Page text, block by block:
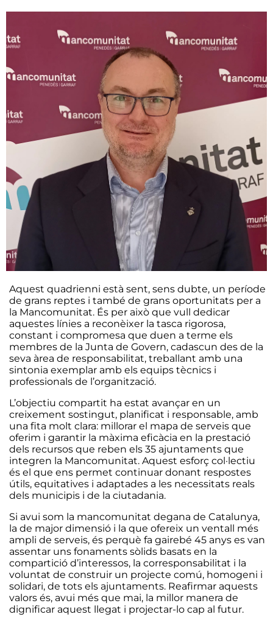
Aquest quadrienni està sent, sens dubte, un període
de grans reptes i també de grans oportunitats per a
la Mancomunitat. És per això que vull dedicar
aquestes línies a reconèixer la tasca rigorosa,
constant i compromesa que duen a terme els
membres de la Junta de Govern, cadascun des de la
seva àrea de responsabilitat, treballant amb una
sintonia exemplar amb els equips tècnics i
professionals de l’organització.
L’objectiu compartit ha estat avançar en un
creixement sostingut, planificat i responsable, amb
una fita molt clara: millorar el mapa de serveis que
oferim i garantir la màxima eficàcia en la prestació
dels recursos que reben els 35 ajuntaments que
integren la Mancomunitat. Aquest esforç col·lectiu
és el que ens permet continuar donant respostes
útils, equitatives i adaptades a les necessitats reals
dels municipis i de la ciutadania.
Si avui som la mancomunitat degana de Catalunya,
la de major dimensió i la que ofereix un ventall més
ampli de serveis, és perquè fa gairebé 45 anys es van
assentar uns fonaments sòlids basats en la
compartició d’interessos, la corresponsabilitat i la
voluntat de construir un projecte comú, homogeni i
solidari, de tots els ajuntaments. Reafirmar aquests
valors és, avui més que mai, la millor manera de
dignificar aquest llegat i projectar-lo cap al futur.